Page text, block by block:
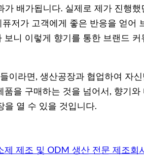
가 배가됩니다. 실제로 제가 진행
저가 고객에게 좋은 반응을 얻어
보니 이렇게 향기를 통한 브랜드
이라면, 생산공장과 협업하여 자
품을 구매하는 것을 넘어서, 향기
을 열 수 있을 것입니다.
제 제조 및 ODM 생산 전문 제조회